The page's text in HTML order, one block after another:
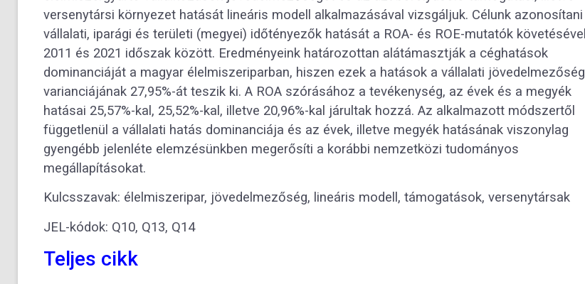
versenytársi környezet hatását lineáris modell alkalmazásával vizsgáljuk. Célunk azonosítani
vállalati, iparági és területi (megyei) időtényezők hatását a ROA- és ROE-mutatók követésével
2011 és 2021 időszak között. Eredményeink határozottan alátámasztják a céghatások
dominanciáját a magyar élelmiszeriparban, hiszen ezek a hatások a vállalati jövedelmezőség
varianciájának 27,95%-át teszik ki. A ROA szórásához a tevékenység, az évek és a megyék
hatásai 25,57%-kal, 25,52%-kal, illetve 20,96%-kal járultak hozzá. Az alkalmazott módszertől
függetlenül a vállalati hatás dominanciája és az évek, illetve megyék hatásának viszonylag
gyengébb jelenléte elemzésünkben megerősíti a korábbi nemzetközi tudományos
megállapításokat.
Kulcsszavak: élelmiszeripar, jövedelmezőség, lineáris modell, támogatások, versenytársak
JEL-kódok: Q10, Q13, Q14
Teljes cikk